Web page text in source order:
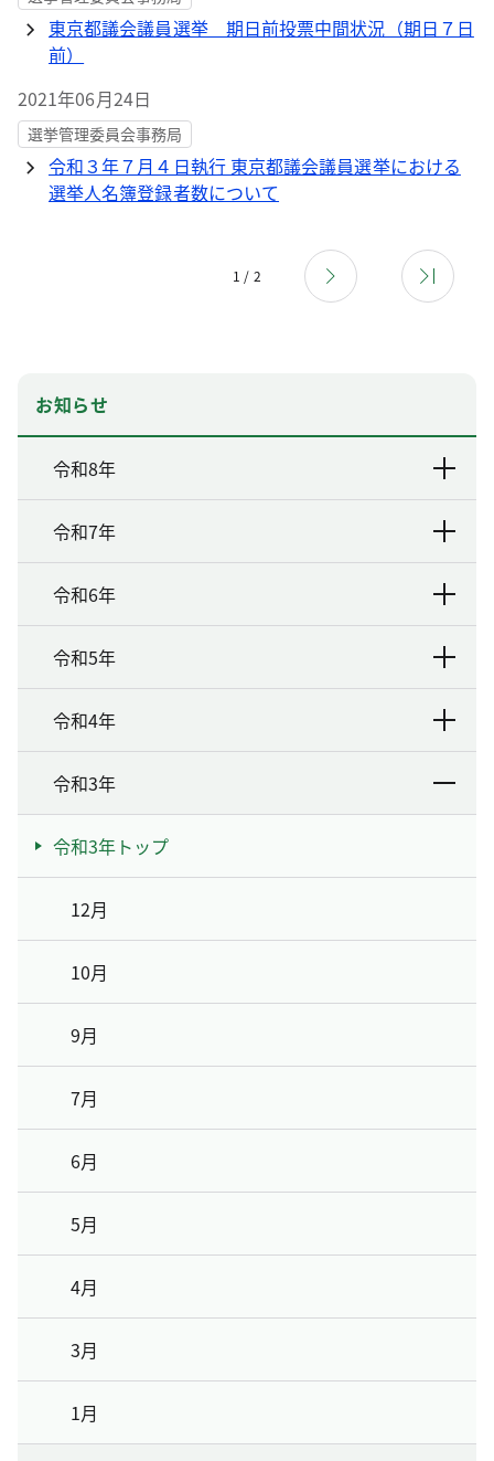
東京都議会議員選挙 期日前投票中間状況（期日７日
前）
2021年06月24日
選挙管理委員会事務局
令和３年７月４日執行 東京都議会議員選挙における
選挙人名簿登録者数について
1 / 2
お知らせ
令和8年
令和7年
令和6年
令和5年
令和4年
令和3年
令和3年トップ
12月
10月
9月
7月
6月
5月
4月
3月
1月